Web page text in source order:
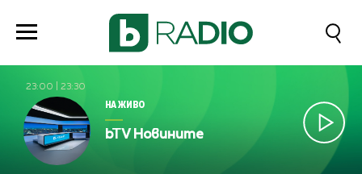
23:00 23:30
НА ЖИВО
bTV Новините